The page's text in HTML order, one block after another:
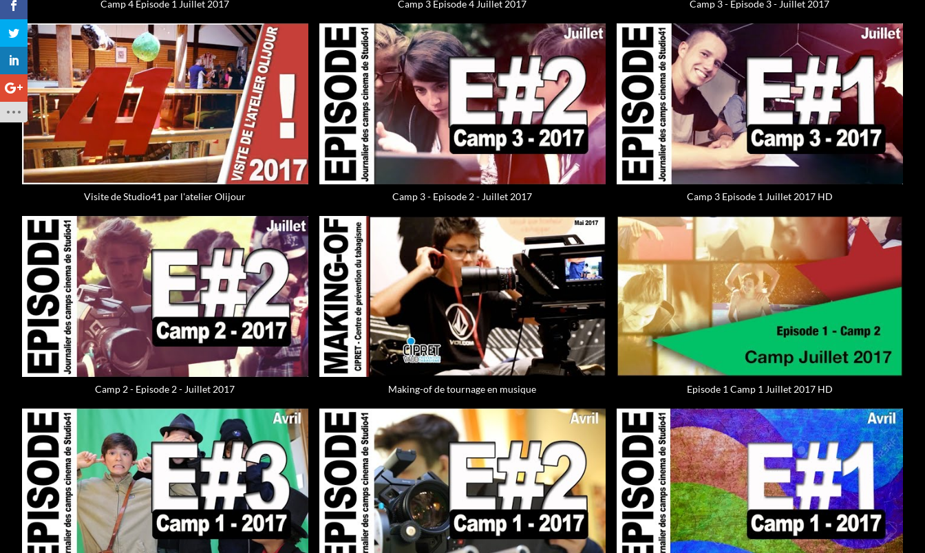
Camp 4 Episode 1 Juillet 2017 Camp 3 Episode 4 Juillet 2017 Camp 3 - Episode 3 - Juillet 2017
Visite de Studio41 par l'atelier Olijour Camp 3 - Episode 2 - Juillet 2017 Camp 3 Episode 1 Juillet 2017 HD
Camp 2 - Episode 2 - Juillet 2017 Making-of de tournage en musique Episode 1 Camp 1 Juillet 2017 HD